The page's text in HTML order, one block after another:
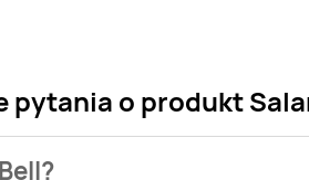
pytania o produkt